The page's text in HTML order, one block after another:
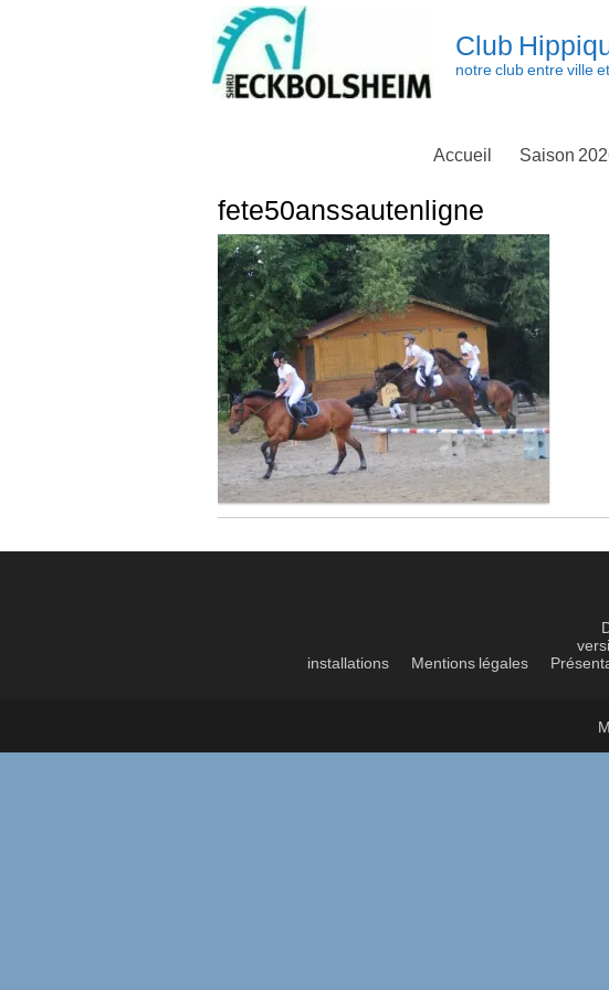
Club
notre club entre ville
Accueil Saison
fete50anssautenligne
installations
Mentions légales